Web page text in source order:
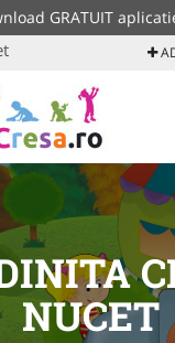
GRATUIT
NUCET